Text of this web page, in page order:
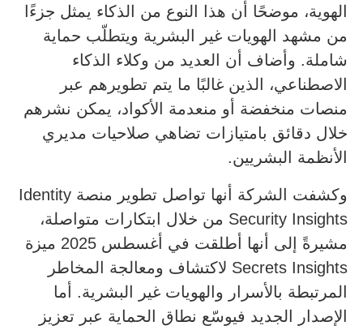
الهوية، موضحًا أن هذا النوع من الذكاء يمثل جزءًا
من مشهد الهويات غير البشرية ويتطلّب حماية
شاملة. وأضاف أن العديد من وكلاء الذكاء
الاصطناعي، الذين غالبًا ما يتم تطويرهم عبر
منصات منخفضة أو منعدمة الأكواد، يمكن نشرهم
خلال دقائق بامتيازات تضاهي صلاحيات مديري
الأنظمة البشريين.
وكشفت الشركة أنها تواصل تطوير منصة Identity
Security Insights من خلال ابتكارات متواصلة،
مشيرةً إلى أنها أطلقت في أغسطس 2025 ميزة
Secrets Insights لاكتشاف ومعالجة المخاطر
المرتبطة بالأسرار والهويات غير البشرية. أما
الإصدار الجديد فيوسّع نطاق الحماية عبر تعزيز